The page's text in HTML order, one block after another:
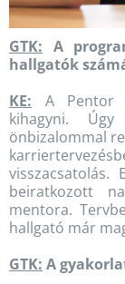
GTK: A
hallgatók
KE: A Pentor
kihagyni.
önbizalommal
beiratkozott
mentora.
hallgató már
GTK: A